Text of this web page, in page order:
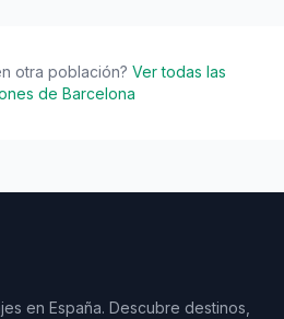
otra población? Ver todas las
de Barcelona
en España. Descubre destinos,